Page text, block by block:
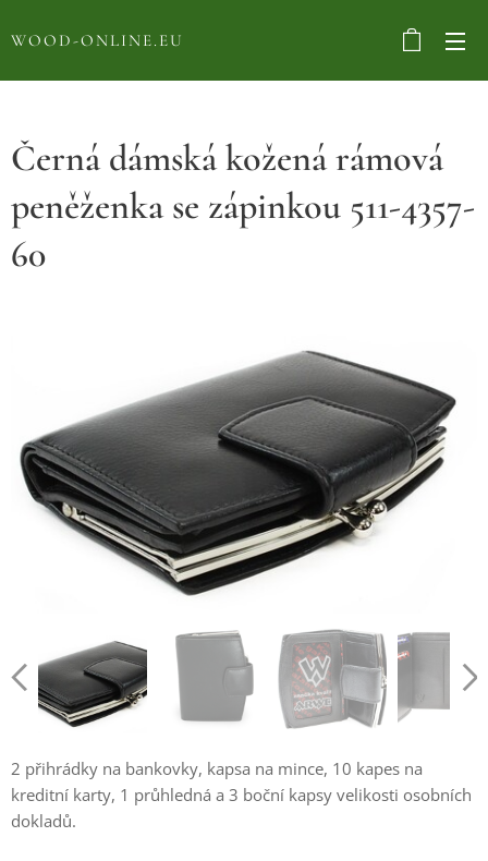
WOOD-ONLINE.EU
Černá dámská kožená rámová
peněženka se zápinkou 511-4357-
60
2 přihrádky na bankovky, kapsa na mince, 10 kapes na
kreditní karty, 1 průhledná a 3 boční kapsy velikosti osobních
dokladů.